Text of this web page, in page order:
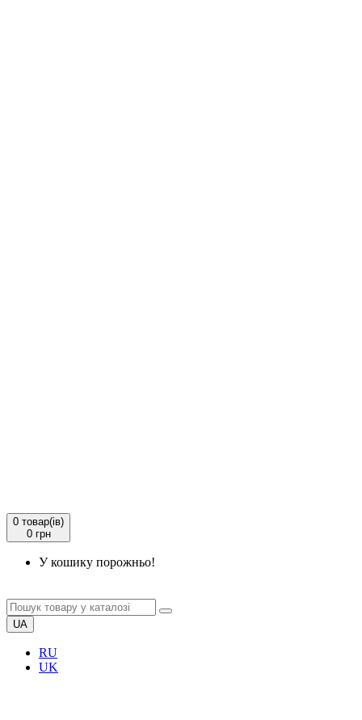
0 товар(ів)
0 грн
У кошику порожньо!
UA
RU
UK